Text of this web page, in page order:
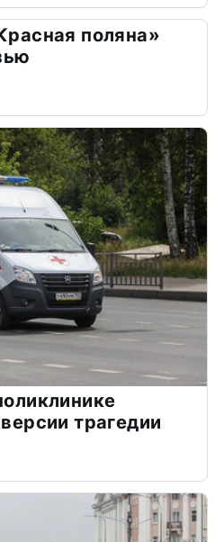
поляна»
трагедии